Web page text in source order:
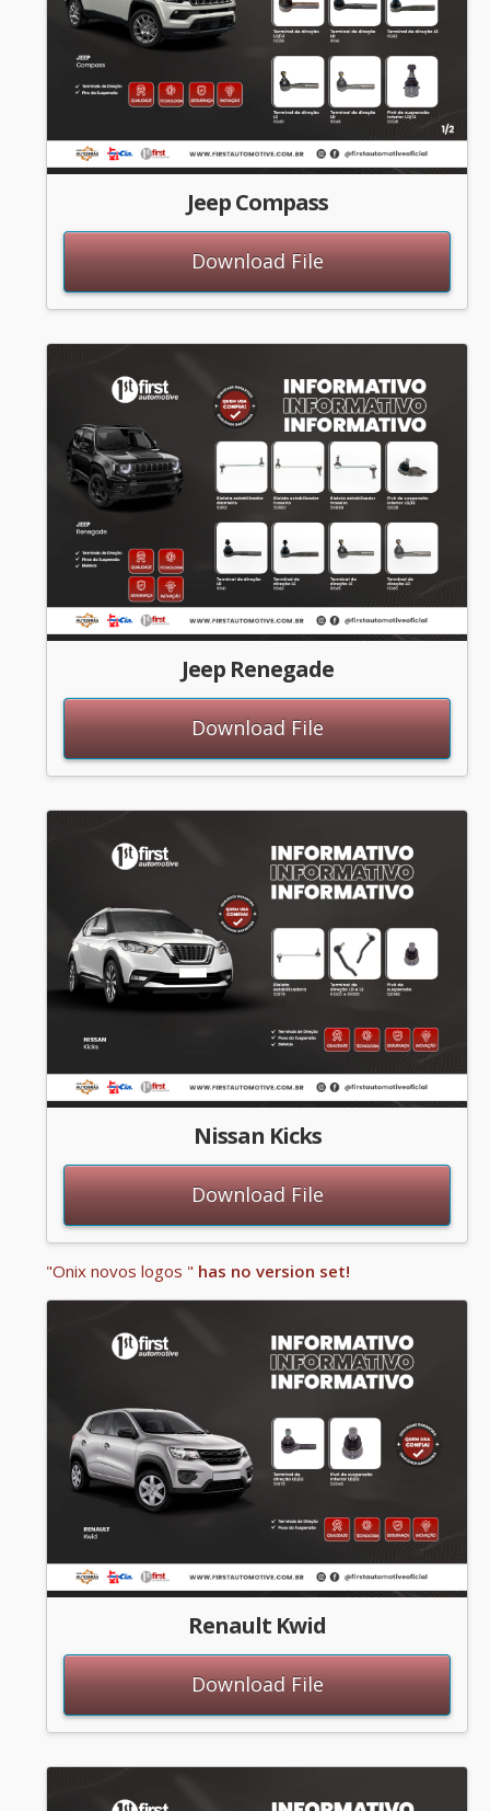
Jeep Compass
Download File
Jeep Renegade
Download File
Nissan Kicks
Download File
"Onix novos logos " has no version set!
Renault Kwid
Download File